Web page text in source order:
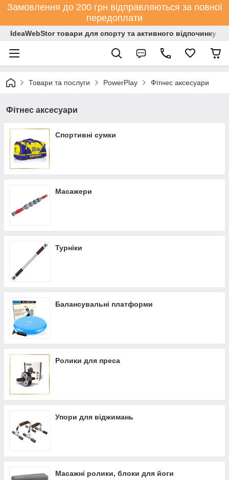
Замовлення до 200 грн відправляються за повної
передоплати
IdeaWebStor товари для спорту та активного відпочинку
Товари та послуги PowerPlay Фітнес аксесуари
Фітнес аксесуари
Спортивні сумки
Масажери
Турніки
Балансувальні платформи
Ролики для преса
Упори для віджимань
Масажні ролики, блоки для йоги